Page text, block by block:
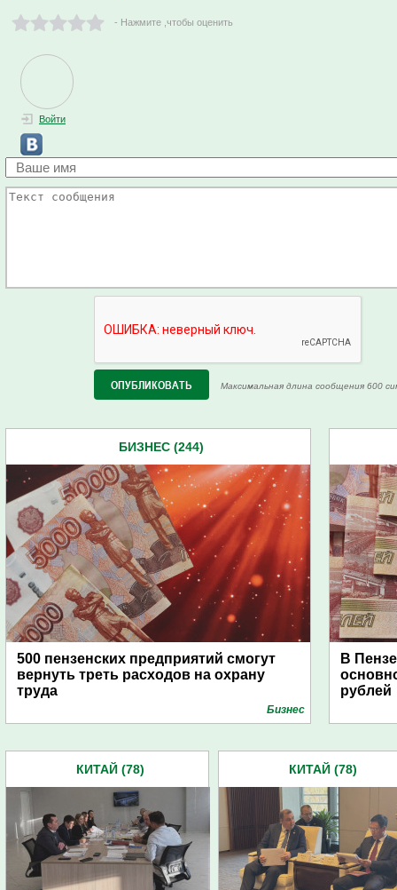
- Нажмите ,чтобы оценить
Войти
Максимальная длина сообщения 600
БИЗНЕС (244)
500 пензенских предприятий смогут
вернуть треть расходов на охрану
труда
Бизнес
В
рублей
КИТАЙ (78) КИТАЙ (78)